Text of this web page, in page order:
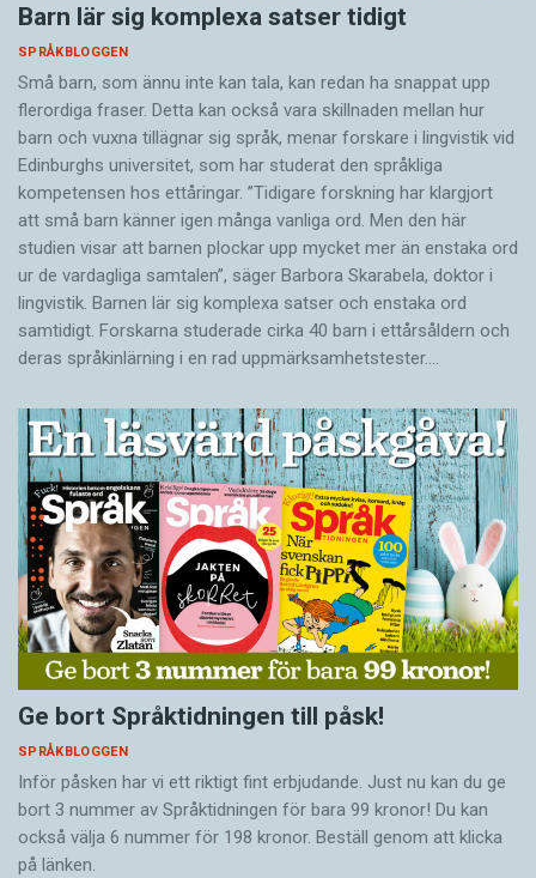
Barn lär sig komplexa satser tidigt
SPRÅKBLOGGEN
Små barn, som ännu inte kan tala, kan redan ha snappat upp
flerordiga fraser. Detta kan också vara skillnaden mellan hur
barn och vuxna tillägnar sig språk, menar forskare i lingvistik vid
Edinburghs universitet, som har studerat den språkliga
kompetensen hos ettåringar. ”Tidigare forskning har klargjort
att små barn känner igen många vanliga ord. Men den här
studien visar att barnen plockar upp mycket mer än enstaka ord
ur de vardagliga samtalen”, säger Barbora Skarabela, doktor i
lingvistik. Barnen lär sig komplexa satser och enstaka ord
samtidigt. Forskarna studerade cirka 40 barn i ettårsåldern och
deras språkinlärning i en rad uppmärksamhetstester.…
Ge bort Språktidningen till påsk!
SPRÅKBLOGGEN
Inför påsken har vi ett riktigt fint erbjudande. Just nu kan du ge
bort 3 nummer av Språktidningen för bara 99 kronor! Du kan
också välja 6 nummer för 198 kronor. Beställ genom att klicka
på länken.